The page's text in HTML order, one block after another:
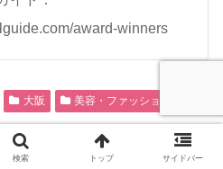
award-winners
大阪 美容・ファッション
[PR]
検索 トップ サイドバー